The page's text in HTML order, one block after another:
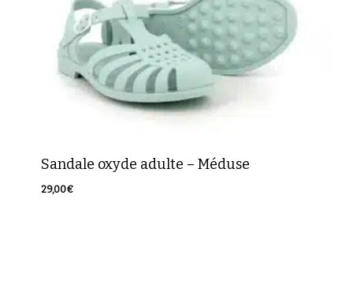
Sandale oxyde adulte – Méduse
29,00€